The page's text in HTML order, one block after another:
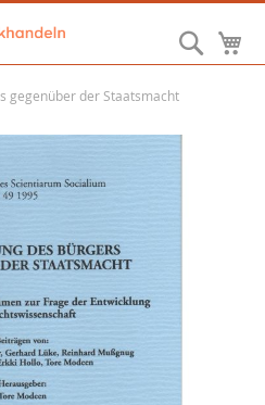
Sök
gegenüber der Staatsmacht